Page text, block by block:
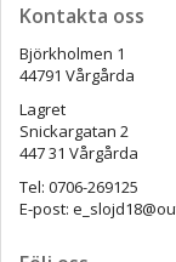
Kontakta oss
Björkholmen 1
44791 Vårgårda
Lagret
Snickargatan 2
447 31 Vårgårda
Tel: 0706-269125
E-post: